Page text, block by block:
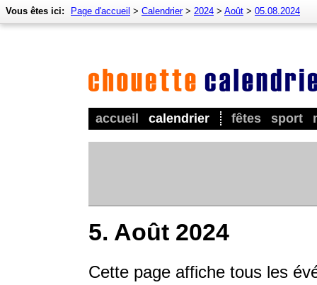
accueil calendrier fêtes sport
Vous êtes ici: Page d'accueil > Calendrier> 2024 > Août > 05.08.2024
5. Août 2024
Cette page affiche tous les